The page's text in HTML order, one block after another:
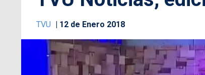
TVU 12 de Enero 2018